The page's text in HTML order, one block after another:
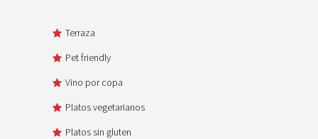
Terraza
Pet friendly
Vino por copa
Platos vegetarianos
Platos sin gluten